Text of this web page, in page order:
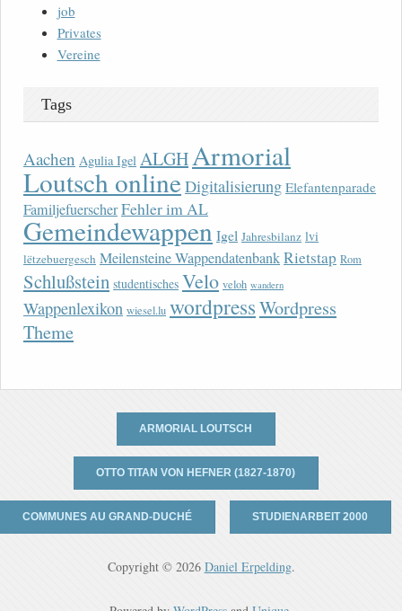
job
Privates
Vereine
Tags
Aachen Agulia Igel ALGHArmorial
Loutsch onlineDigitalisierung Elefantenparade
FamiljefuerscherFehler im AL
Gemeindewappen Igel Jahresbilanz lvi
lëtzebuergesch Meilensteine WappendatenbankRietstap Rom
Schlußstein studentisches Velo veloh wandern
Wappenlexikon wiesel.lu wordpressWordpress
Theme
ARMORIAL LOUTSCH
OTTO TITAN VON HEFNER (1827-1870)
COMMUNES AU GRAND-DUCHÉ STUDIENARBEIT 2000
Copyright © 2026 Daniel Erpelding.